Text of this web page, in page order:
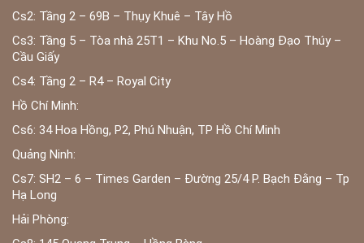
Cs2: Tầng 2 – 69B – Thụy Khuê – Tây Hồ
Cs3: Tầng 5 – Tòa nhà 25T1 – Khu No.5 – Hoàng Đạo Thúy –
Cầu Giấy
Cs4: Tầng 2 – R4 – Royal City
Hồ Chí Minh:
Cs6: 34 Hoa Hồng, P2, Phú Nhuận, TP Hồ Chí Minh
Quảng Ninh:
Cs7: SH2 – 6 – Times Garden – Đường 25/4 P. Bạch Đằng – Tp
Hạ Long
Hải Phòng: